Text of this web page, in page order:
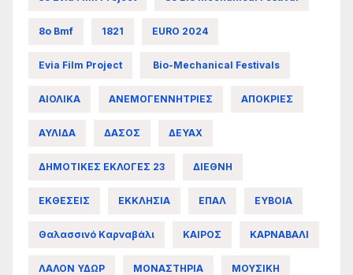
8ο Bmf 1821 EURO 2024
Evia Film Project Bio-Mechanical Festivals
ΑΙΟΛΙΚΑ ΑΝΕΜΟΓΕΝΝΗΤΡΙΕΣ ΑΠΟΚΡΙΕΣ
ΑΥΛΙΔΑ ΔΑΣΟΣ ΔΕΥΑΧ
ΔΗΜΟΤΙΚΕΣ ΕΚΛΟΓΕΣ 23 ΔΙΕΘΝΗ
ΕΚΘΕΣΕΙΣ ΕΚΚΛΗΣΙΑ ΕΠΑΛ ΕΥΒΟΙΑ
Θαλασσινό Καρναβάλι ΚΑΙΡΟΣ ΚΑΡΝΑΒΑΛΙ
ΛΑΛΟΝ ΥΔΩΡ ΜΟΝΑΣΤΗΡΙΑ ΜΟΥΣΙΚΗ